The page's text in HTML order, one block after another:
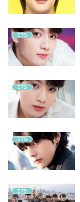
BTS
BTS
BTS
BTS